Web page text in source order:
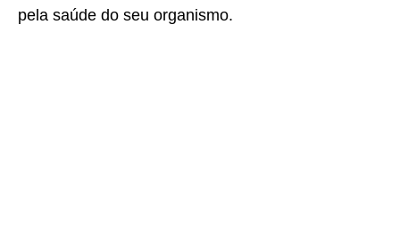
pela saúde do seu organismo.